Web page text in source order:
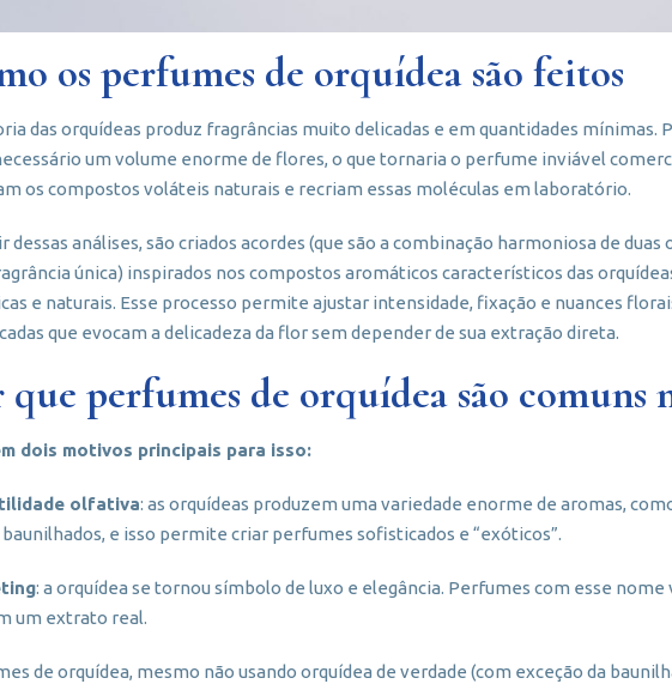
os perfumes de orquídea são feitos
das orquídeas produz fragrâncias muito delicadas e em quantidades mínimas.
um volume enorme de flores, o que tornaria o perfume inviável
os compostos voláteis naturais e recriam essas moléculas em laboratório.
dessas análises, são criados acordes (que são a combinação harmoniosa de
única) inspirados nos compostos aromáticos característicos das
e naturais. Esse processo permite ajustar intensidade, fixação e nuances
que evocam a delicadeza da flor sem depender de sua extração direta.
que perfumes de orquídea são comuns
dois motivos principais para isso:
olfativa: as orquídeas produzem uma variedade enorme de aromas,
baunilhados, e isso permite criar perfumes sofisticados e “exóticos”.
: a orquídea se tornou símbolo de luxo e elegância. Perfumes com esse
um extrato real.
de orquídea, mesmo não usando orquídea de verdade (com exceção da